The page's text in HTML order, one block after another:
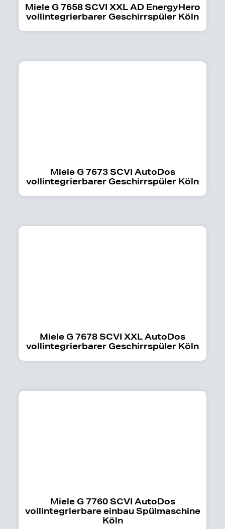
Miele G 7658 SCVI XXL AD EnergyHero
vollintegrierbarer Geschirrspüler Köln
Miele G 7673 SCVI AutoDos
vollintegrierbarer Geschirrspüler Köln
Miele G 7678 SCVI XXL AutoDos
vollintegrierbarer Geschirrspüler Köln
Miele G 7760 SCVI AutoDos
vollintegrierbare einbau Spülmaschine
Köln